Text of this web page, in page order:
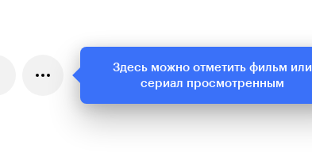
Здесь можно отметить фильм или
сериал просмотренным